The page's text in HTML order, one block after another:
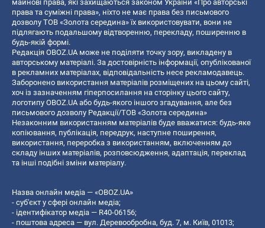
майнові права, які захищаються законом України «Про авторські
права та суміжні права», ніхто не має права без письмового
дозволу ТОВ «Золота середина» їх використовувати, вони не
підлягають подальшому відтворенню, перекладу, поширенню в
будь-якій формі.
Редакція OBOZ.UA може не поділяти точку зору, викладену в
авторському матеріалі. За достовірність інформації, опублікованої
в рекламних матеріалах, відповідальність несе рекламодавець.
Заборонено використання матеріалів розміщених на цьому сайті,
хоч із зазначенням гіперпосилання на сторінку цього сайту,
логотипу OBOZ.UA або будь-якого іншого згадування, але без
письмового дозволу Редакції/ТОВ «Золота середина»
Незаконним використанням матеріалів буде вважатися: будь-яке
копiювання, публiкацiя, передрук, наступне поширення,
використання, переробка з використанням, включенням до
складу інших матеріалів, розповсюдження, адаптація, переклад
та інші подібні зміни матеріалу.
Назва онлайн медіа — «OBOZ.UA»
- суб'єкт у сфері онлайн медіа;
- ідентифікатор медіа — R40-06156;
- поштова адреса — вул. Деревообробна, буд. 7, м. Київ, 01013;